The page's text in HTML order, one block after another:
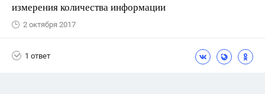
измерения количества информации
2 октября 2017
1 ответ